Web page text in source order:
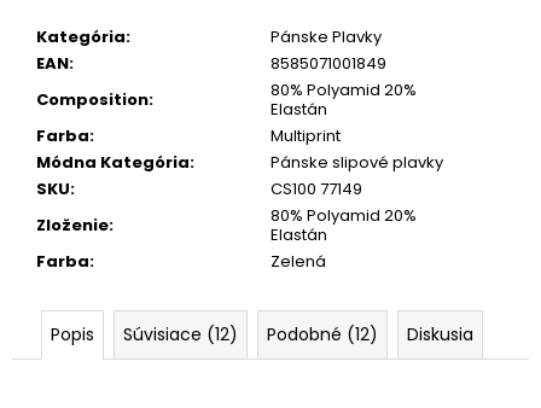
Kategória:
Pánske Plavky
EAN:
8585071001849
Composition:
80% Polyamid 20%
Elastán
Farba:
Multiprint
Módna Kategória:
Pánske slipové plavky
SKU:
CS100 77149
Zloženie:
80% Polyamid 20%
Elastán
Farba: Zelená
Popis Súvisiace (12) Podobné (12) Diskusia